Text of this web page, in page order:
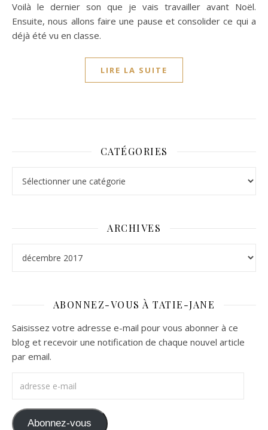
Voilà le dernier son que je vais travailler avant Noël.
Ensuite, nous allons faire une pause et consolider ce qui a
déjà été vu en classe.
LIRE LA SUITE
CATÉGORIES
ARCHIVES
ABONNEZ-VOUS À TATIE-JANE
Saisissez votre adresse e-mail pour vous abonner à ce
blog et recevoir une notification de chaque nouvel article
par email.
Abonnez-vous